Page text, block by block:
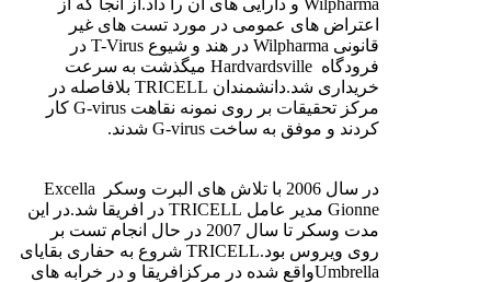
Wilpharma و دارایی های ان را داد.از انجا که از
اعتراض های عمومی در مورد تست های غیر
قانونی Wilpharma در هند و شیوع T-Virus در
فرودگاه Hardvardsville میگذشت به سرعت
خریداری شد.دانشمندان TRICELL بلافاصله در
مرکز تحقیقات بر روی نمونه نقاهت G-virus کار
کردند و موفق به ساخت G-virus شدند.
در سال 2006 با تلاش های البرت وسکر Excella
Gionne مدیر عامل TRICELL در افریقا شد.در این
مدت وسکر تا سال 2007 در حال انجام تست بر
روی ویروس بود.TRICELL شروع به حفاری بقایای
Umbrellaواقع شده در مرکزافریقا و در خرابه های